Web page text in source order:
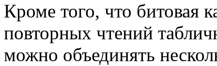
Кроме того, что битовая
повторных чтений
можно объединять